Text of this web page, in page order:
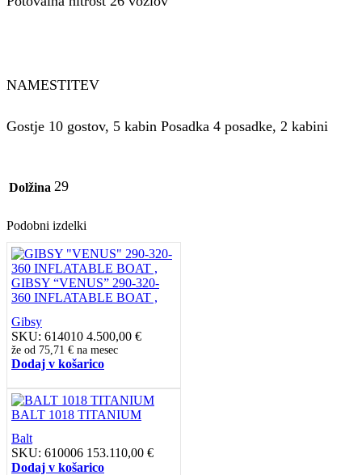
NAMESTITEV
Gostje 10 gostov, 5 kabin Posadka 4 posadke, 2 kabini
Dolžina 29
Podobni izdelki
GIBSY “VENUS” 290-320-
360 INFLATABLE BOAT ,
Gibsy
SKU: 614010 4.500,00 €
že od 75,71 € na mesec
Dodaj v košarico
BALT 1018 TITANIUM
Balt
SKU: 610006 153.110,00 €
Dodaj v košarico